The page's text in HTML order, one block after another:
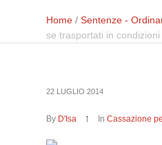
Home /Sentenze -
se trasportati in
22 LUGLIO 2014
By D'Isa InCassazione